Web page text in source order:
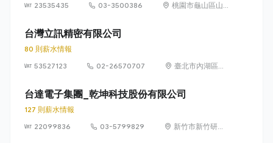
23535435
03-3500386
桃園市龜山區山
台灣立訊精密有限公司
80 則薪水情報
53527123
02-26570707
臺北市內湖區民
巷 12 號 1 樓
台達電子集團_乾坤科技股份有限公司
127 則薪水情報
22099836
03-5799829
新竹市新竹研發